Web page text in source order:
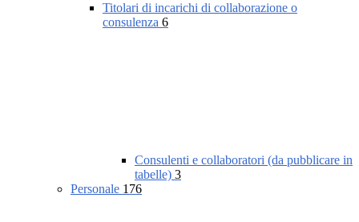
Titolari di incarichi di collaborazione o
consulenza 6
Consulenti e collaboratori (da pubblicare in
tabelle) 3
Personale 176